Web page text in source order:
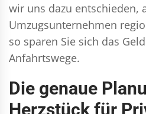
wir uns dazu entschieden,
Umzugsunternehmen
so sparen Sie sich das
Anfahrtswege.
Die genaue
Herzstück für